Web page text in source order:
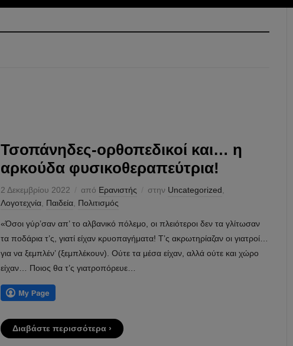
Τσοπάνηδες-ορθοπεδικοί και… η
αρκούδα φυσικοθεραπεύτρια!
2 Δεκεμβρίου 2022 από Ερανιστής στην Uncategorized
Λογοτεχνία Παιδεία Πολιτισμός
«Όσοι γύρ’σαν απ’ το αλβανικό πόλεμο, οι πλειότεροι δεν τα γλίτωσαν
τα ποδάρια τ’ς, γιατί είχαν κρυοπαγήματα! Τ’ς ακρωτηρίαζαν οι γιατροί…
για να ξεμπλέν’ (ξεμπλέκουν). Ούτε τα μέσα είχαν, αλλά ούτε και χώρο
είχαν… Ποιος θα τ’ς γιατροπόρευε…
Διαβάστε περισσότερα ›